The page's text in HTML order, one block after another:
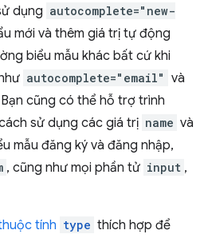
dụng autocomplete="new-
mới và thêm giá trị tự động
biểu mẫu khác bất cứ khi
autocomplete="email" và
cũng có thể hỗ trợ trình
sử dụng các giá trị name và
mẫu đăng ký và đăng nhập,
, cũng như mọi phần tử input ,
tính type thích hợp để